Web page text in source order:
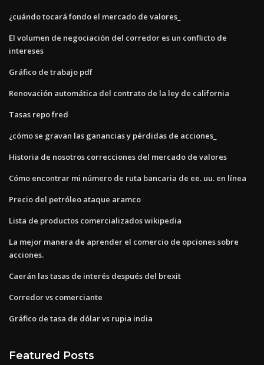
¿cuándo tocará fondo el mercado de valores_
El volumen de negociación del corredor es un conflicto de
intereses
Gráfico de trabajo pdf
Renovación automática del contrato de la ley de california
Tasas repo fred
¿cómo se gravan las ganancias y pérdidas de acciones_
Historia de nosotros correcciones del mercado de valores
Cómo encontrar mi número de ruta bancaria de ee. uu. en línea
Precio del petróleo ataque aramco
Lista de productos comercializados wikipedia
La mejor manera de aprender el comercio de opciones sobre
acciones.
Caerán las tasas de interés después del brexit
Corredor vs comerciante
Gráfico de tasa de dólar vs rupia india
Featured Posts